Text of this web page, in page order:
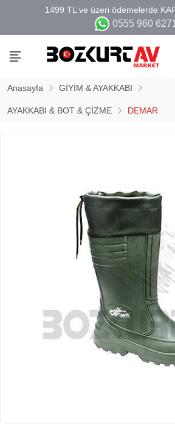
0555 960 6271
Anasayfa GİYİM & AYAKKABI
AYAKKABI & BOT & ÇİZME DEMAR